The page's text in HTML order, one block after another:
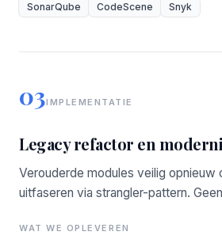
SonarQube CodeScene Snyk
03IMPLEMENTATIE
Legacy refactor en
Verouderde modules veilig opnieuw
uitfaseren via strangler-pattern.
WAT WE OPLEVEREN